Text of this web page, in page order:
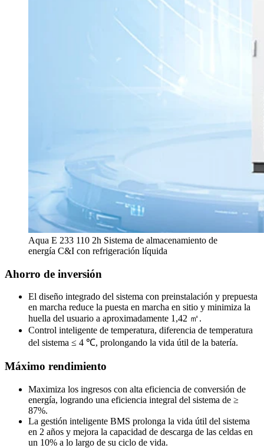
Aqua E 233 110 2h Sistema de almacenamiento de
energía C&I con refrigeración líquida
Ahorro de inversión
El diseño integrado del sistema con preinstalación y prepuesta
en marcha reduce la puesta en marcha en sitio y minimiza la
huella del usuario a aproximadamente 1,42 ㎡.
Control inteligente de temperatura, diferencia de temperatura
del sistema ≤ 4 ℃, prolongando la vida útil de la batería.
Máximo rendimiento
Maximiza los ingresos con alta eficiencia de conversión de
energía, logrando una eficiencia integral del sistema de ≥
87%.
La gestión inteligente BMS prolonga la vida útil del sistema
en 2 años y mejora la capacidad de descarga de las celdas en
un 10% a lo largo de su ciclo de vida.